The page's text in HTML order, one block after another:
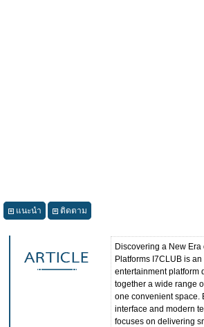
แนะนำ ติดตาม
Discovering a New
Platforms I7CLUB is
entertainment platform
together a wide range
one convenient space.
interface and modern
focuses on delivering